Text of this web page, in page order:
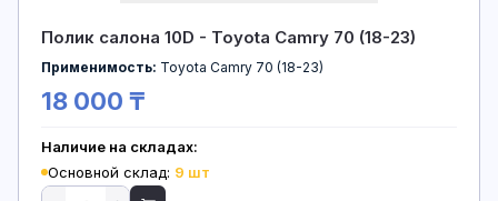
Полик салона 10D - Toyota Camry 70 (18-23)
Применимость: Toyota Camry 70 (18-23)
18 000 ₸
Наличие на складах:
Основной склад: 9 шт